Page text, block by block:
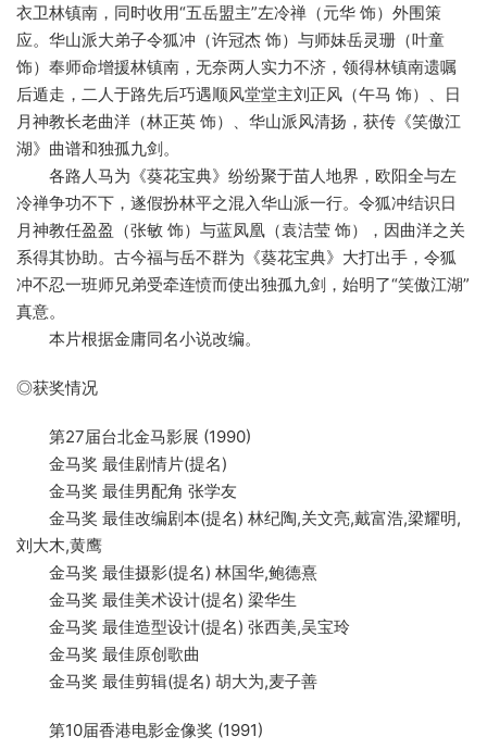
衣卫林镇南，同时收用“五岳盟主”左冷禅（元华 饰）外围策
应。华山派大弟子令狐冲（许冠杰 饰）与师妹岳灵珊（叶童
饰）奉师命增援林镇南，无奈两人实力不济，领得林镇南遗嘱
后遁走，二人于路先后巧遇顺风堂堂主刘正风（午马 饰）、日
月神教长老曲洋（林正英 饰）、华山派风清扬，获传《笑傲江
湖》曲谱和独孤九剑。
各路人马为《葵花宝典》纷纷聚于苗人地界，欧阳全与左
冷禅争功不下，遂假扮林平之混入华山派一行。令狐冲结识日
月神教任盈盈（张敏 饰）与蓝凤凰（袁洁莹 饰），因曲洋之关
系得其协助。古今福与岳不群为《葵花宝典》大打出手，令狐
冲不忍一班师兄弟受牵连愤而使出独孤九剑，始明了“笑傲江湖”
真意。
本片根据金庸同名小说改编。
◎获奖情况
第27届台北金马影展 (1990)
金马奖 最佳剧情片(提名)
金马奖 最佳男配角 张学友
金马奖 最佳改编剧本(提名) 林纪陶,关文亮,戴富浩,梁耀明,
刘大木,黄鹰
金马奖 最佳摄影(提名) 林国华,鲍德熹
金马奖 最佳美术设计(提名) 梁华生
金马奖 最佳造型设计(提名) 张西美,吴宝玲
金马奖 最佳原创歌曲
金马奖 最佳剪辑(提名) 胡大为,麦子善
第10届香港电影金像奖 (1991)